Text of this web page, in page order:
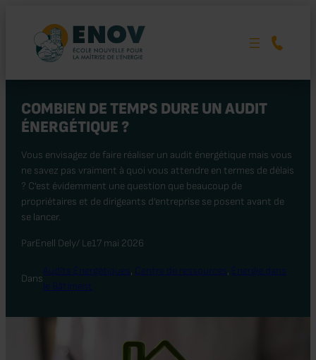
contenu
COMBIEN DE TEMPS DURE UN AUDIT
ÉNERGÉTIQUE ?
Vous envisagez de faire réaliser un audit énergétique mais vous
ne savez pas vraiment à quoi vous attendre en termes de délais
? C’est évidemment une question que beaucoup de
propriétaires et de dirigeants d’entreprise se posent avant de
se lancer.
ParEnell Dely/ Le17 mai 2026
Dans
Audits Énergétiques, Centre de ressources, Énergie dans
le Bâtiment